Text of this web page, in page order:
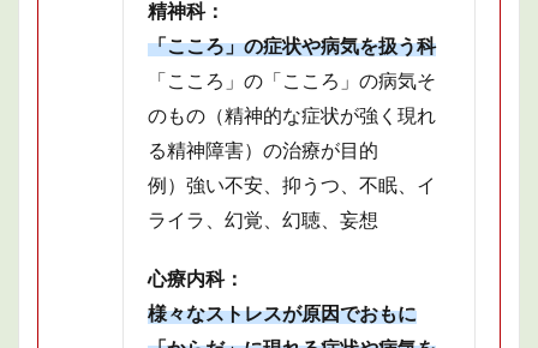
精神科：
「こころ」の症状や病気を扱う科
「こころ」の「こころ」の病気そ
のもの（精神的な症状が強く現れ
る精神障害）の治療が目的
例）強い不安、抑うつ、不眠、イ
ライラ、幻覚、幻聴、妄想
心療内科：
様々なストレスが原因でおもに